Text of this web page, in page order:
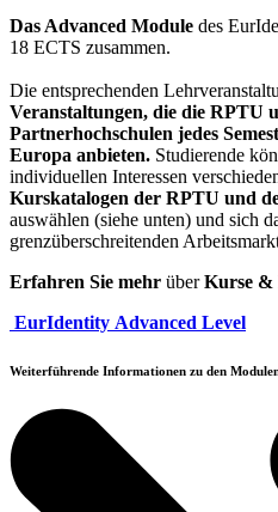
Das Advanced Module des
18 ECTS zusammen.
Die entsprechenden
Veranstaltungen, die die RPTU
Partnerhochschulen jedes
Europa anbieten. Studierende
individuellen Interessen
Kurskatalogen der RPTU und
auswählen (siehe unten) und sich
grenzüberschreitenden
Erfahren Sie mehr überKurse &
EurIdentity Advanced Level
Weiterführende Informationen zu den